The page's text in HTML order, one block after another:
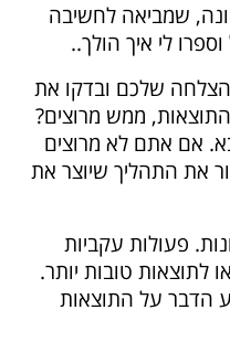
שמביאה לחשיבה
לי איך הולך..
שלכם ובדקו את
ממש מרוצים?
אם אתם לא מרוצים
את התהליך שיוצר את
פעולות עקביות
לתוצאות טובות יותר.
הדבר על התוצאות